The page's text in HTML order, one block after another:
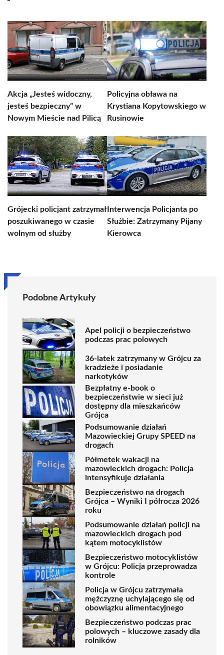
Akcja „Jesteś widoczny,
jesteś bezpieczny” w
Nowym Mieście nad Pilicą
Policyjna obława na
Krystiana Kopytowskiego w
Rusinowie
Grójecki policjant zatrzymał
poszukiwanego w czasie
wolnym od służby
Interwencja Policjanta po
Służbie: Zatrzymany Pijany
Kierowca
Podobne Artykuły
Apel policji o bezpieczeństwo
podczas prac polowych
36-latek zatrzymany w Grójcu za
kradzieże i posiadanie
narkotyków
Bezpłatny e-book o
bezpieczeństwie w sieci już
dostępny dla mieszkańców
Grójca
Podsumowanie działań
Mazowieckiej Grupy SPEED na
drogach
Półmetek wakacji na
mazowieckich drogach: Policja
intensyfikuje działania
Bezpieczeństwo na drogach
Grójca – Wyniki I półrocza 2026
roku
Podsumowanie działań policji na
mazowieckich drogach pod
kątem motocyklistów
Bezpieczeństwo motocyklistów
w Grójcu: Policja przeprowadza
kontrole
Policja w Grójcu zatrzymała
mężczyznę uchylającego się od
obowiązku alimentacyjnego
Bezpieczeństwo podczas prac
polowych – kluczowe zasady dla
rolników